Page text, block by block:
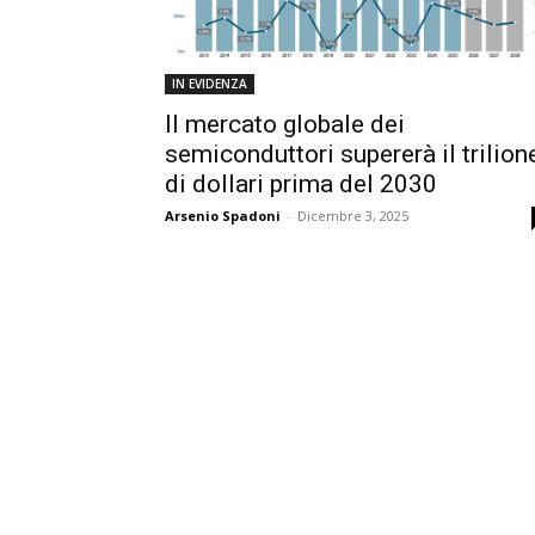
IN EVIDENZA
Il mercato globale dei
semiconduttori supererà il
di dollari prima del 2030
Arsenio Spadoni - Dicembre 3, 2025